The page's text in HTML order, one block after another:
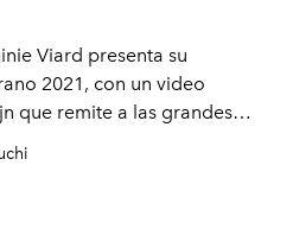
Viard presenta su
2021, con un video
que remite a las grandes